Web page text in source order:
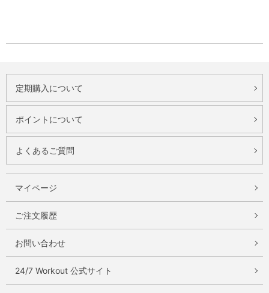
定期購入について
ポイントについて
よくあるご質問
マイページ
ご注文履歴
お問い合わせ
24/7 Workout 公式サイト